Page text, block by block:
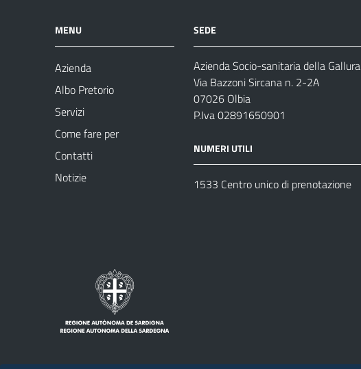
MENU
Azienda
Albo Pretorio
Servizi
Come fare per
Contatti
Notizie
SEDE
Azienda Socio-sanitaria della Gallura
Via Bazzoni Sircana n. 2-2A
07026 Olbia
P.Iva 02891650901
NUMERI UTILI
1533 Centro unico di prenotazione